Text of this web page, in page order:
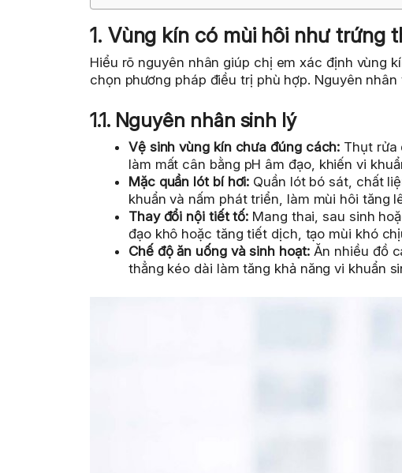
1. Vùng kín có mùi hôi như trứng
Hiểu rõ nguyên nhân giúp chị em xác định vùng
chọn phương pháp điều trị phù hợp. Nguyên
1.1. Nguyên nhân sinh lý
Vệ sinh vùng kín chưa đúng cách: Thụt rửa
làm mất cân bằng pH âm đạo, khiến vi
Mặc quần lót bí hơi: Quần lót bó sát, chất
khuẩn và nấm phát triển, làm mùi hôi tăng
Thay đổi nội tiết tố: Mang thai, sau sinh
đạo khô hoặc tăng tiết dịch, tạo mùi khó
Chế độ ăn uống và sinh hoạt:Ăn nhiều đồ
thẳng kéo dài làm tăng khả năng vi khuẩn